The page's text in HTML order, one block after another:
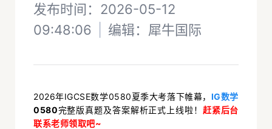
发布时间：2026-05-12
09:48:06
编辑： 犀牛国际
2026年IGCSE数学0580夏季大考落下帷幕， IG数学
0580完整版真题及答案解析正式上线啦！ 赶紧后台
联系老师领取吧~